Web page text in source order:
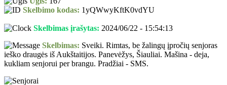
Skelbimo kodas: 1yQWwyKftK0vdYU
Skelbimas įrašytas: 2024/06/22 - 15:54:13
Skelbimas: Sveiki. Rimtas, be žalingų įpročių senjoras
ieško draugės iš Aukštaitijos. Panevėžys, Šiauliai. Mašina - deja,
kukliam senjorui per brangu. Pradžiai - SMS.